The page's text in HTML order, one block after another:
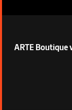
ARTE Boutique